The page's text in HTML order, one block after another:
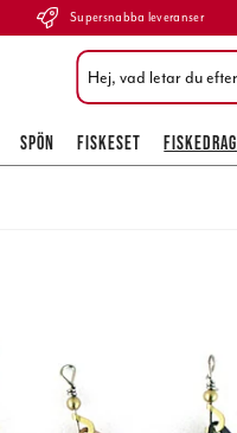
Supersnabba leveranser
SPÖN FISKESET FISKEDRAG